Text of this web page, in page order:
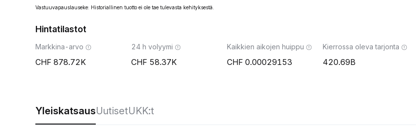
Vastuuvapauslauseke: Historiallinen tuotto ei ole tae tulevasta kehityksestä.
Hintatilastot
Markkina-arvo
878.72K
24 h volyymi
58.37K
Kaikkien aikojen huippu
0.00029153
Kierrossa oleva tarjonta
420.69B
YleiskatsausUutisetUKK:t